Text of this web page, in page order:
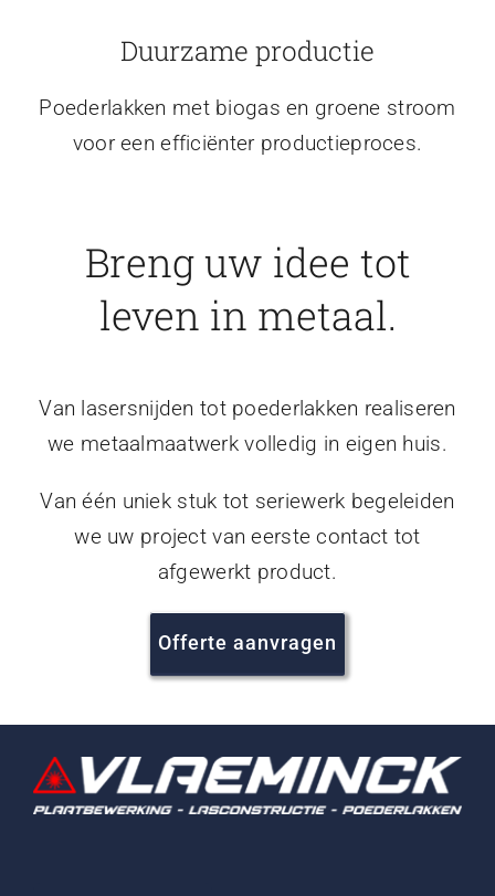
Duurzame productie
Poederlakken met biogas en groene stroom
voor een efficiënter productieproces.
Breng uw idee tot
leven in metaal.
Van lasersnijden tot poederlakken realiseren
we metaalmaatwerk volledig in eigen huis.
Van één uniek stuk tot seriewerk begeleiden
we uw project van eerste contact tot
afgewerkt product.
Offerte aanvragen